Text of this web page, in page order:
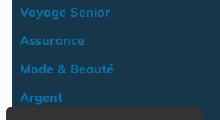
Voyage Senior
Assurance
Mode & Beauté
Argent